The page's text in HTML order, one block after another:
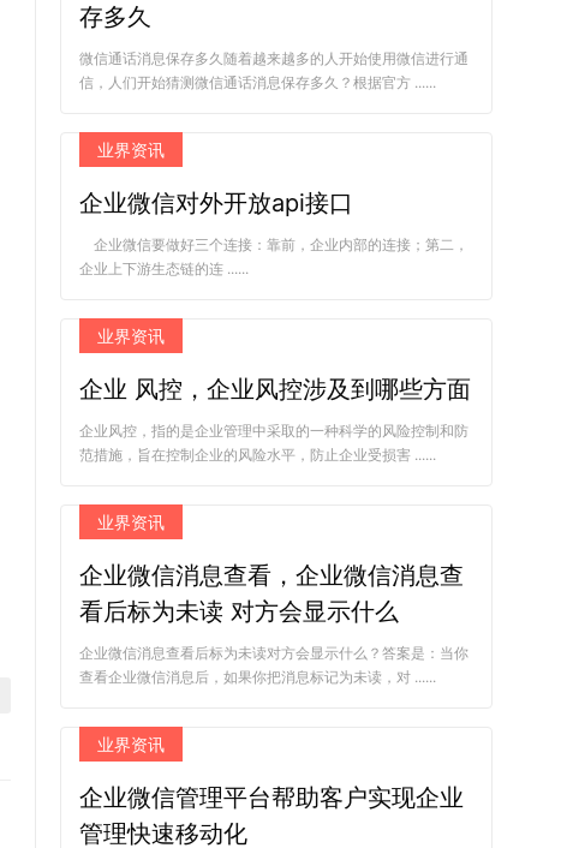
存多久
微信通话消息保存多久随着越来越多的人开始使用微信进行通
信，人们开始猜测微信通话消息保存多久？根据官方 ......
业界资讯
企业微信对外开放api接口
企业微信要做好三个连接：靠前，企业内部的连接；第二，
企业上下游生态链的连 ......
业界资讯
企业 风控，企业风控涉及到哪些方面
企业风控，指的是企业管理中采取的一种科学的风险控制和防
范措施，旨在控制企业的风险水平，防止企业受损害 ......
业界资讯
企业微信消息查看，企业微信消息查
看后标为未读 对方会显示什么
企业微信消息查看后标为未读对方会显示什么？答案是：当你
查看企业微信消息后，如果你把消息标记为未读，对 ......
业界资讯
企业微信管理平台帮助客户实现企业
管理快速移动化